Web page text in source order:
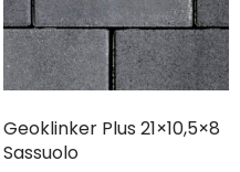
Geoklinker Plus 21×10,5×8
Sassuolo